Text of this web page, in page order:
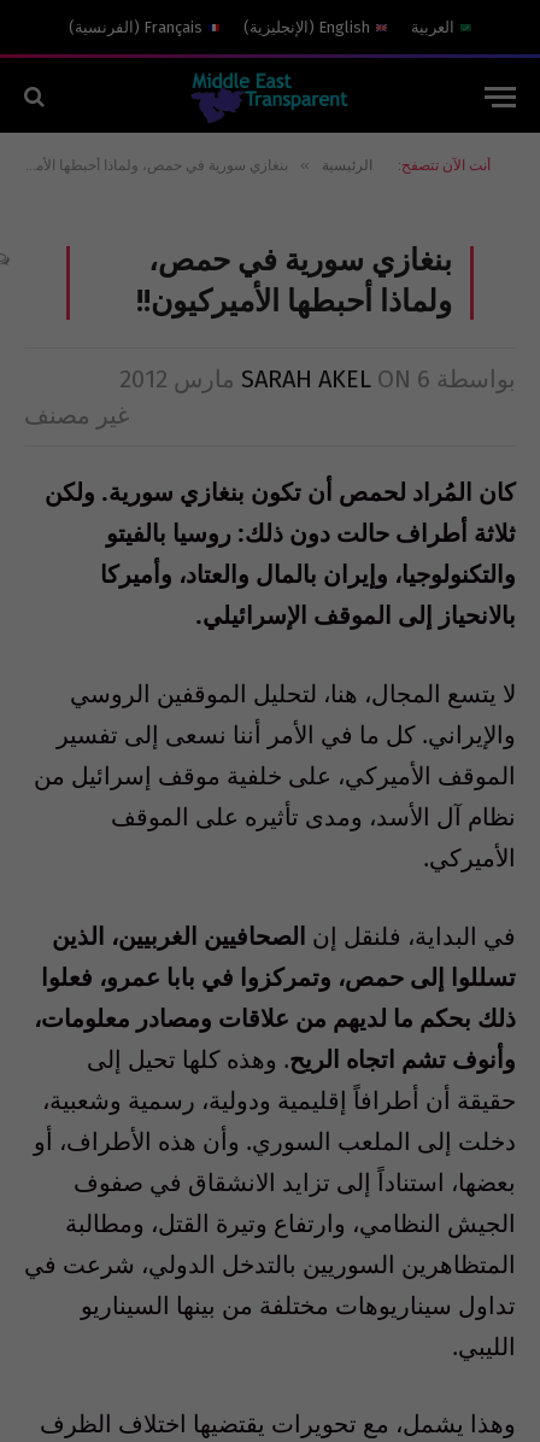
العربية English
( الإنجليزية)
Français
( الفرنسية)
أنت الآن تتصفح: الرئيسية » بنغازي سورية في حمص، ولماذا أحبطها الأميركيون!!
بنغازي سورية في حمص،
ولماذا أحبطها الأميركيون!!
بواسطة SARAH AKEL ON 6 مارس 2012
غير مصنف
كان المُراد لحمص أن تكون بنغازي سورية. ولكن
ثلاثة أطراف حالت دون ذلك: روسيا بالفيتو
والتكنولوجيا، وإيران بالمال والعتاد، وأميركا
بالانحياز إلى الموقف الإسرائيلي.
لا يتسع المجال، هنا، لتحليل الموقفين الروسي
والإيراني. كل ما في الأمر أننا نسعى إلى تفسير
الموقف الأميركي، على خلفية موقف إسرائيل من
نظام آل الأسد، ومدى تأثيره على الموقف
الأميركي.
في البداية، فلنقل إن الصحافيين الغربيين، الذين
تسللوا إلى حمص، وتمركزوا في بابا عمرو، فعلوا
ذلك بحكم ما لديهم من علاقات ومصادر معلومات،
وأنوف تشم اتجاه الريح. وهذه كلها تحيل إلى
حقيقة أن أطرافاً إقليمية ودولية، رسمية وشعبية،
دخلت إلى الملعب السوري. وأن هذه الأطراف، أو
بعضها، استناداً إلى تزايد الانشقاق في صفوف
الجيش النظامي، وارتفاع وتيرة القتل، ومطالبة
المتظاهرين السوريين بالتدخل الدولي، شرعت في
تداول سيناريوهات مختلفة من بينها السيناريو
الليبي.
وهذا يشمل، مع تحويرات يقتضيها اختلاف الظرف